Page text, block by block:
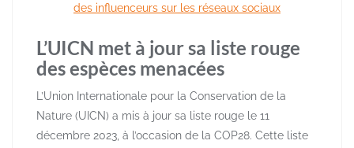
des influenceurs sur les réseaux sociaux
L’UICN met à jour sa liste rouge
des espèces menacées
L’Union Internationale pour la Conservation de la
Nature (UICN) a mis à jour sa liste rouge le 11
décembre 2023, à l’occasion de la COP28. Cette liste